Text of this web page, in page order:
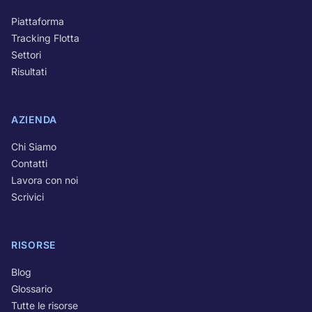
Piattaforma
Tracking Flotta
Settori
Risultati
AZIENDA
Chi Siamo
Contatti
Lavora con noi
Scrivici
RISORSE
Blog
Glossario
Tutte le risorse